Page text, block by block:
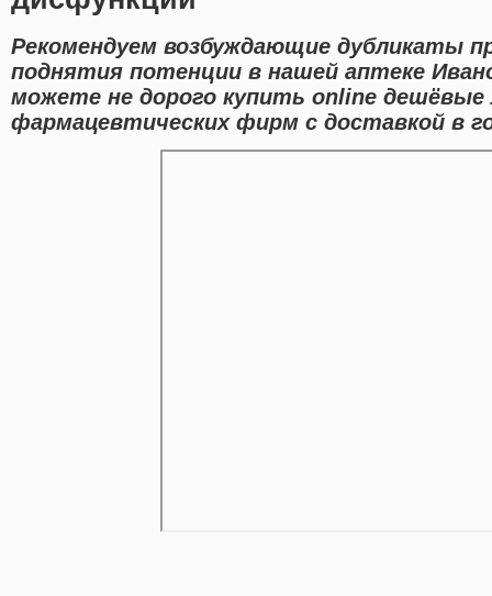
Рекомендуем возбуждающие дубликаты
поднятия потенции в нашей аптеке
можете не дорого купить online
фармацевтических фирм с доставкой в